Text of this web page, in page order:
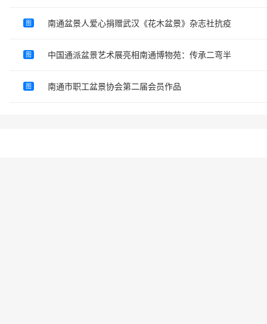
图 南通盆景人爱心捐赠武汉《花木盆景》杂志社抗疫
图 中国通派盆景艺术展亮相南通博物苑：传承二弯半
图 南通市职工盆景协会第二届会员作品